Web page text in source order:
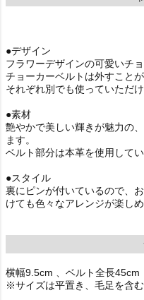
●デザイン
フラワーデザインの可愛いチョ
チョーカーベルトは外すこと
それぞれ別でも使っていただけ
●素材
艶やかで美しい輝きが魅力の
ます。
ベルト部分は本革を使用してい
●スタイル
裏にピンが付いているので、
けても色々なアレンジが楽しめ
横幅9.5cm 、ベルト全長45cm
※サイズは平置き、毛足を含